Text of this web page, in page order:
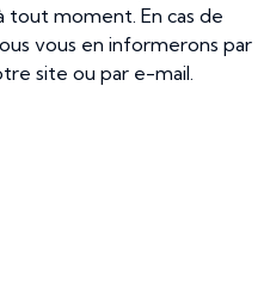
moment. En cas de
vous en informerons par
site ou par e-mail.